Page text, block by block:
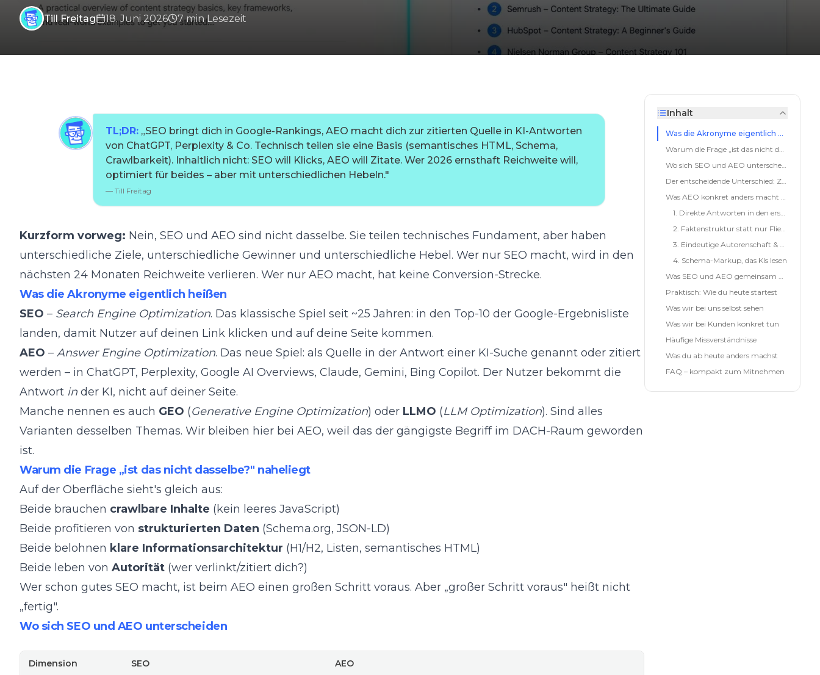
Till Freitag 18. Juni 2026 7minLesezeit
TL;DR: „SEO bringt dich in Google-Rankings, AEO macht dich zur zitierten Quelle in KI-Antworten
von ChatGPT, Perplexity & Co. Technisch teilen sie eine Basis (semantisches HTML, Schema,
Crawlbarkeit). Inhaltlich nicht: SEO will Klicks, AEO will Zitate. Wer 2026 ernsthaft Reichweite will,
optimiert für beides – aber mit unterschiedlichen Hebeln."
— Till Freitag
Kurzform vorweg: Nein, SEO und AEO sind nicht dasselbe. Sie teilen technisches Fundament, aber haben
unterschiedliche Ziele, unterschiedliche Gewinner und unterschiedliche Hebel. Wer nur SEO macht, wird in den
nächsten 24 Monaten Reichweite verlieren. Wer nur AEO macht, hat keine Conversion-Strecke.
Was die Akronyme eigentlich heißen
SEO – Search Engine Optimization. Das klassische Spiel seit ~25 Jahren: in den Top-10 der Google-Ergebnisliste
landen, damit Nutzer auf deinen Link klicken und auf deine Seite kommen.
AEO – Answer Engine Optimization. Das neue Spiel: als Quelle in der Antwort einer KI-Suche genannt oder zitiert
werden – in ChatGPT, Perplexity, Google AI Overviews, Claude, Gemini, Bing Copilot. Der Nutzer bekommt die
Antwort in der KI, nicht auf deiner Seite.
Manche nennen es auch GEO (Generative Engine Optimization) oder LLMO (LLM Optimization). Sind alles
Varianten desselben Themas. Wir bleiben hier bei AEO, weil das der gängigste Begriff im DACH-Raum geworden
ist.
Warum die Frage „ist das nicht dasselbe?" naheliegt
Auf der Oberfläche sieht's gleich aus:
Beide brauchen crawlbare Inhalte (kein leeres JavaScript)
Beide profitieren von strukturierten Daten (Schema.org, JSON-LD)
Beide belohnen klare Informationsarchitektur (H1/H2, Listen, semantisches HTML)
Beide leben von Autorität (wer verlinkt/zitiert dich?)
Wer schon gutes SEO macht, ist beim AEO einen großen Schritt voraus. Aber „großer Schritt voraus" heißt nicht
„fertig".
Wo sich SEO und AEO unterscheiden
Dimension SEO AEO
Inhalt
Was die Akronyme eigentlich heißen
Warum die Frage „ist das nicht dasselbe?" naheliegt
Wo sich SEO und AEO unterscheiden
Der entscheidende Unterschied: Zero-Click
Was AEO konkret anders macht (vier Hebel)
1. Direkte Antworten in den ersten 100 Wörtern
2. Faktenstruktur statt nur Fließtext
3. Eindeutige Autorenschaft & Aktualität
4. Schema-Markup, das KIs lesen
Was SEO und AEO gemeinsam haben (und warum du nichts wegwerfen musst)
Praktisch: Wie du heute startest
Was wir bei uns selbst sehen
Was wir bei Kunden konkret tun
Häufige Missverständnisse
Was du ab heute anders machst
FAQ – kompakt zum Mitnehmen